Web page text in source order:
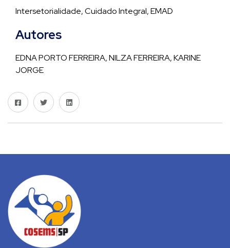
Intersetorialidade, Cuidado Integral, EMAD
Autores
EDNA PORTO FERREIRA, NILZA FERREIRA, KARINE
JORGE